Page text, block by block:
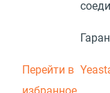
Перейти в